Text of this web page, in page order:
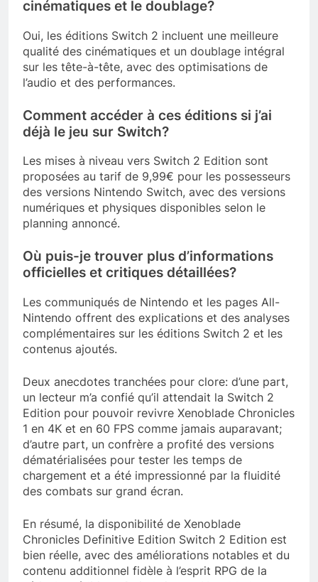
cinématiques et le doublage?
Oui, les éditions Switch 2 incluent une meilleure
qualité des cinématiques et un doublage intégral
sur les tête-à-tête, avec des optimisations de
l’audio et des performances.
Comment accéder à ces éditions si j’ai
déjà le jeu sur Switch?
Les mises à niveau vers Switch 2 Edition sont
proposées au tarif de 9,99€ pour les possesseurs
des versions Nintendo Switch, avec des versions
numériques et physiques disponibles selon le
planning annoncé.
Où puis-je trouver plus d’informations
officielles et critiques détaillées?
Les communiqués de Nintendo et les pages All-
Nintendo offrent des explications et des analyses
complémentaires sur les éditions Switch 2 et les
contenus ajoutés.
Deux anecdotes tranchées pour clore: d’une part,
un lecteur m’a confié qu’il attendait la Switch 2
Edition pour pouvoir revivre Xenoblade Chronicles
1 en 4K et en 60 FPS comme jamais auparavant;
d’autre part, un confrère a profité des versions
dématérialisées pour tester les temps de
chargement et a été impressionné par la fluidité
des combats sur grand écran.
En résumé, la disponibilité de Xenoblade
Chronicles Definitive Edition Switch 2 Edition est
bien réelle, avec des améliorations notables et du
contenu additionnel fidèle à l’esprit RPG de la